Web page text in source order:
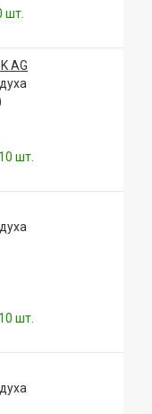
шт.
AG
шт.
шт.